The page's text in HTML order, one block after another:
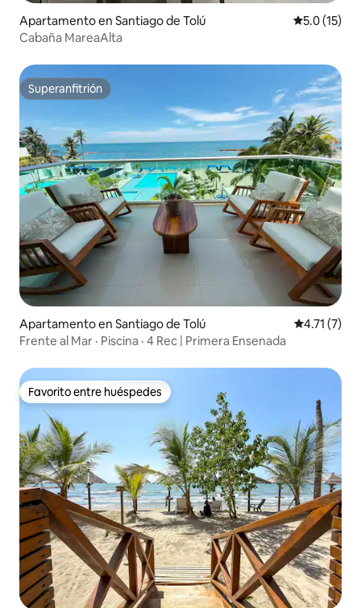
Apartamento en Santiago de Tolú Calificación
5.0 (15)
Cabaña MareaAlta
Superanfitrión
Superanfitrión
Apartamento en Santiago de Tolú Calificación
4.71 (7)
Frente al Mar · Piscina · 4 Rec | Primera Ensenada
Favorito entre huéspedes
Favorito entre huéspedes